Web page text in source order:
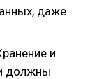
даже
и
должны